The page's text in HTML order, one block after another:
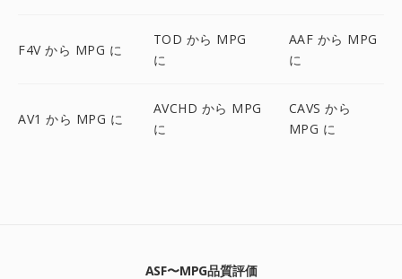
F4V から MPG に
TOD から MPG
に
AAF から MPG
に
AV1 から MPG に
AVCHD から MPG
に
CAVS から
MPG に
ASF〜MPG品質評価